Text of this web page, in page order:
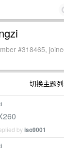
#318465,
切换主题
byiso9001